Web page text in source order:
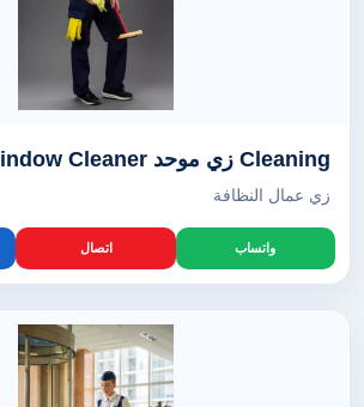
Cleaning زي موحد Window Cleaner
زي عمال النظافة
واتساب اتصال